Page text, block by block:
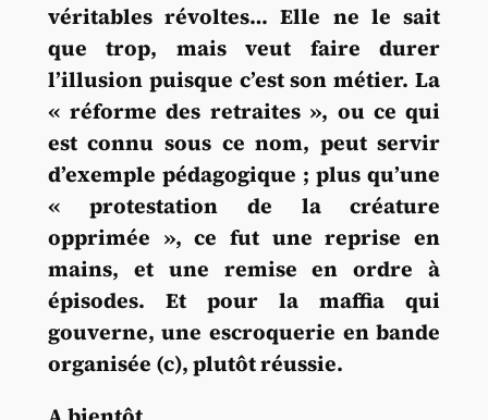
véritables révoltes… Elle ne le sait
que trop, mais veut faire durer
l’illusion puisque c’est son métier. La
« réforme des retraites », ou ce qui
est connu sous ce nom, peut servir
d’exemple pédagogique ; plus qu’une
« protestation de la créature
opprimée », ce fut une reprise en
mains, et une remise en ordre à
épisodes. Et pour la maffia qui
gouverne, une escroquerie en bande
organisée (c), plutôt réussie.